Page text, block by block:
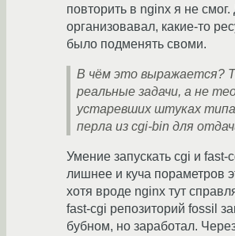
повторить в nginx я не
организовавал, какие-то
было подменять своми.
В чём это выражается?
реальные задачи, а не
устаревших штуках типа
перла из cgi-bin для
Умение запускать cgi и fast-
лишнее и куча пораметров
хотя вроде nginx тут
fast-cgi репозиторий fossil
бубном, но заработал.